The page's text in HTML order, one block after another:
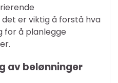
er viktig å forstå hva
for å planlegge
av belønninger